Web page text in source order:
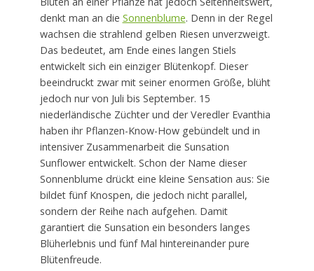
denkt man an die Sonnenblume. Denn in der Regel
wachsen die strahlend gelben Riesen unverzweigt.
Das bedeutet, am Ende eines langen Stiels
entwickelt sich ein einziger Blütenkopf. Dieser
beeindruckt zwar mit seiner enormen Größe, blüht
jedoch nur von Juli bis September. 15
niederländische Züchter und der Veredler Evanthia
haben ihr Pflanzen-Know-How gebündelt und in
intensiver Zusammenarbeit die Sunsation
Sunflower entwickelt. Schon der Name dieser
Sonnenblume drückt eine kleine Sensation aus: Sie
bildet fünf Knospen, die jedoch nicht parallel,
sondern der Reihe nach aufgehen. Damit
garantiert die Sunsation ein besonders langes
Blüherlebnis und fünf Mal hintereinander pure
Blütenfreude.